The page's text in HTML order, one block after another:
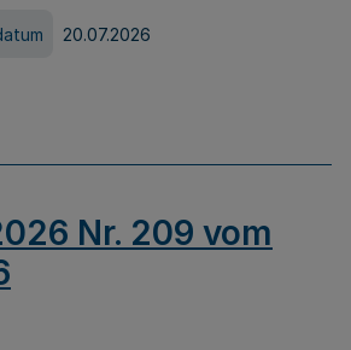
20.07.2026
Nr. 209 vom